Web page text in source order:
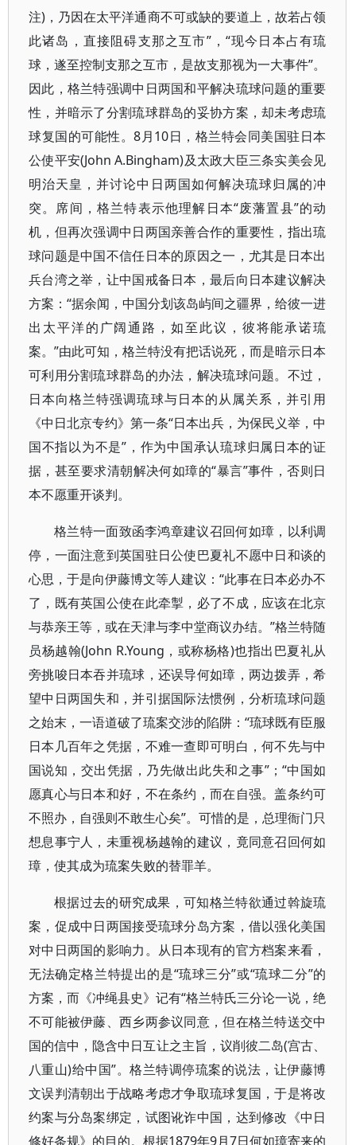
注)，乃因在太平洋通商不可或缺的要道上，故若占领
此诸岛，直接阻碍支那之互市”，“现今日本占有琉
球，遂至控制支那之互市，是故支那视为一大事件”。
因此，格兰特强调中日两国和平解决琉球问题的重要
性，并暗示了分割琉球群岛的妥协方案，却未考虑琉
球复国的可能性。8月10日，格兰特会同美国驻日本
公使平安(John A.Bingham)及太政大臣三条实美会见
明治天皇，并讨论中日两国如何解决琉球归属的冲
突。席间，格兰特表示他理解日本“废藩置县”的动
机，但再次强调中日两国亲善合作的重要性，指出琉
球问题是中国不信任日本的原因之一，尤其是日本出
兵台湾之举，让中国戒备日本，最后向日本建议解决
方案：“据余闻，中国分划该岛屿间之疆界，给彼一进
出太平洋的广阔通路，如至此议，彼将能承诺琉
案。”由此可知，格兰特没有把话说死，而是暗示日本
可利用分割琉球群岛的办法，解决琉球问题。不过，
日本向格兰特强调琉球与日本的从属关系，并引用
《中日北京专约》第一条“日本出兵，为保民义举，中
国不指以为不是”，作为中国承认琉球归属日本的证
据，甚至要求清朝解决何如璋的“暴言”事件，否则日
本不愿重开谈判。
格兰特一面致函李鸿章建议召回何如璋，以利调
停，一面注意到英国驻日公使巴夏礼不愿中日和谈的
心思，于是向伊藤博文等人建议：“此事在日本必办不
了，既有英国公使在此牵掣，必了不成，应该在北京
与恭亲王等，或在天津与李中堂商议办结。”格兰特随
员杨越翰(John R.Young，或称杨格)也指出巴夏礼从
旁挑唆日本吞并琉球，还误导何如璋，两边拨弄，希
望中日两国失和，并引据国际法惯例，分析琉球问题
之始末，一语道破了琉案交涉的陷阱：“琉球既有臣服
日本几百年之凭据，不难一查即可明白，何不先与中
国说知，交出凭据，乃先做出此失和之事”；“中国如
愿真心与日本和好，不在条约，而在自强。盖条约可
不照办，自强则不敢生心矣”。可惜的是，总理衙门只
想息事宁人，未重视杨越翰的建议，竟同意召回何如
璋，使其成为琉案失败的替罪羊。
根据过去的研究成果，可知格兰特欲通过斡旋琉
案，促成中日两国接受琉球分岛方案，借以强化美国
对中日两国的影响力。从日本现有的官方档案来看，
无法确定格兰特提出的是“琉球三分”或“琉球二分”的
方案，而《冲绳县史》记有“格兰特氏三分论一说，绝
不可能被伊藤、西乡两参议同意，但在格兰特送交中
国的信中，隐含中日互让之主旨，议削彼二岛(宫古、
八重山)给中国”。格兰特调停琉案的说法，让伊藤博
文误判清朝出于战略考虑才争取琉球复国，于是将改
约案与分岛案绑定，试图讹诈中国，达到修改《中日
修好条规》的目的。根据1879年9月7日何如璋寄来的